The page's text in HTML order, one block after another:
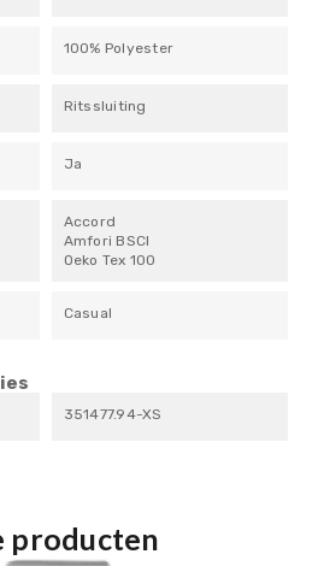
100% Polyester
Ritssluiting
Ja
Accord
Amfori BSCI
Oeko Tex 100
Casual
351477.94-XS
producten